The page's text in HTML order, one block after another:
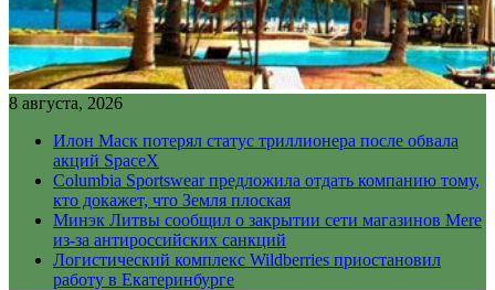
8 августа, 2026
Илон Маск потерял статус триллионера после обвала
акций SpaceX
Columbia Sportswear предложила отдать компанию тому,
кто докажет, что Земля плоская
Минэк Литвы сообщил о закрытии сети магазинов Mere
из-за антироссийских санкций
Логистический комплекс Wildberries приостановил
работу в Екатеринбурге